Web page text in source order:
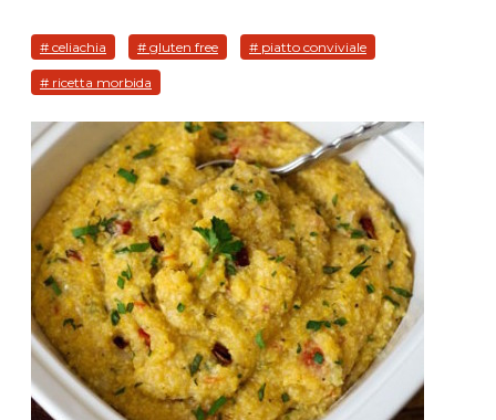
# celiachia # gluten free # piatto conviviale
# ricetta morbida